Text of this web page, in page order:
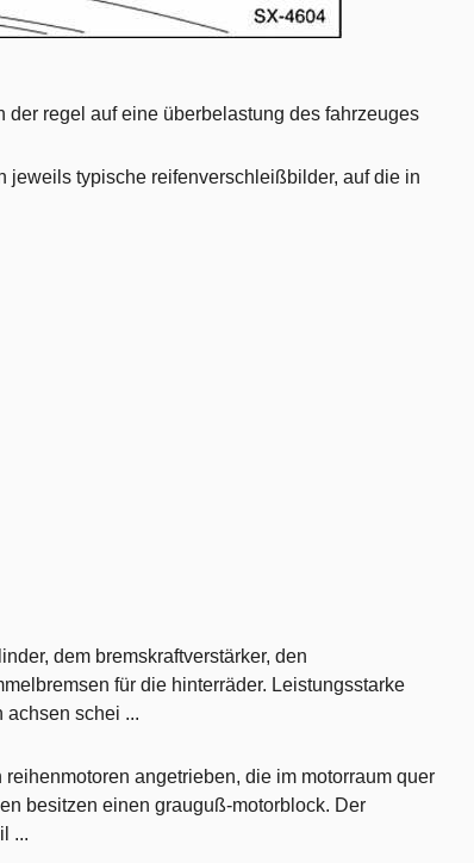
regel auf eine überbelastung des fahrzeuges
jeweils typische reifenverschleißbilder, auf die in
dem bremskraftverstärker, den
für die hinterräder. Leistungsstarke
achsen schei ...
angetrieben, die im motorraum quer
besitzen einen grauguß-motorblock. Der
...